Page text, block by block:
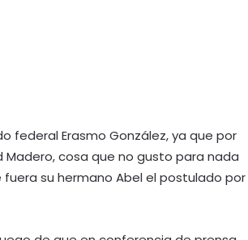
federal Erasmo González, ya que por
cosa que no gusto para nada
su hermano Abel el postulado por